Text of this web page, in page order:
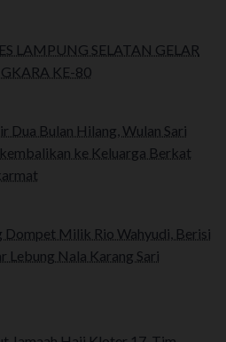
LAMPUNG SELATAN GELAR
KE-80
Dua Bulan Hilang, Wulan Sari
ke Keluarga Berkat
Dompet Milik Rio Wahyudi, Berisi
Lebung Nala Karang Sari